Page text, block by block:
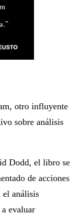
otro influyente
sobre análisis
Dodd, el libro se
de acciones
el análisis
evaluar